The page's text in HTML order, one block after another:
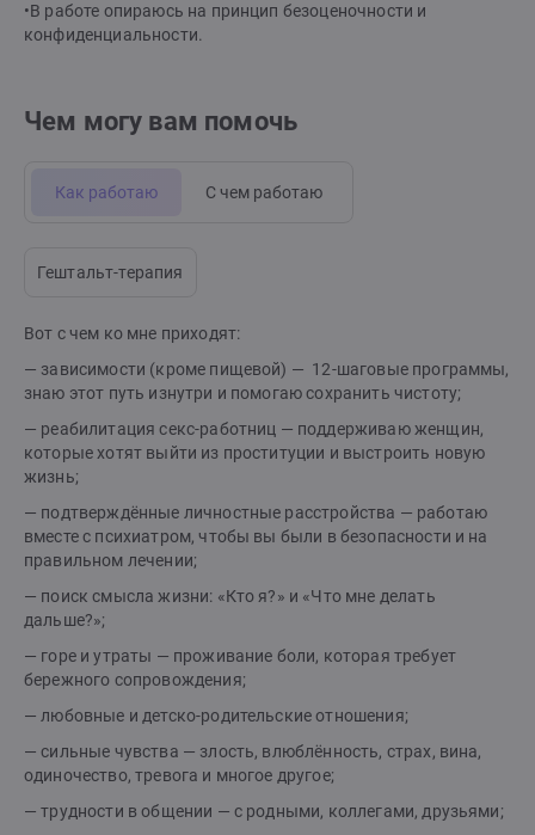
•В работе опираюсь на принцип безоценочности и
конфиденциальности.
Чем могу вам помочь
Как работаю С чем работаю
Гештальт-терапия
Вот с чем ко мне приходят:
— зависимости (кроме пищевой) — 12-шаговые программы,
знаю этот путь изнутри и помогаю сохранить чистоту;
— реабилитация секс-работниц — поддерживаю женщин,
которые хотят выйти из проституции и выстроить новую
жизнь;
— подтверждённые личностные расстройства — работаю
вместе с психиатром, чтобы вы были в безопасности и на
правильном лечении;
— поиск смысла жизни: «Кто я?» и «Что мне делать
дальше?»;
— горе и утраты — проживание боли, которая требует
бережного сопровождения;
— любовные и детско-родительские отношения;
— сильные чувства — злость, влюблённость, страх, вина,
одиночество, тревога и многое другое;
— трудности в общении — с родными, коллегами, друзьями;